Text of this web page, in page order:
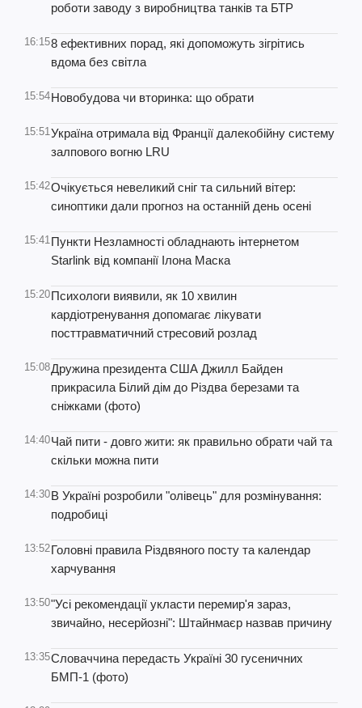
роботи заводу з виробництва танків та БТР
16:158 ефективних порад, які допоможуть зігрітись
вдома без світла
15:54Новобудова чи вторинка: що обрати
15:51Україна отримала від Франції далекобійну систему
залпового вогню LRU
15:42Очікується невеликий сніг та сильний вітер:
синоптики дали прогноз на останній день осені
15:41Пункти Незламності обладнають інтернетом
Starlink від компанії Ілона Маска
15:20Психологи виявили, як 10 хвилин
кардіотренування допомагає лікувати
посттравматичний стресовий розлад
15:08Дружина президента США Джилл Байден
прикрасила Білий дім до Різдва березами та
сніжками (фото)
14:40Чай пити - довго жити: як правильно обрати чай та
скільки можна пити
14:30В Україні розробили "олівець" для розмінування:
подробиці
13:52Головні правила Різдвяного посту та календар
харчування
13:50"Усі рекомендації укласти перемир'я зараз,
звичайно, несерйозні": Штайнмаєр назвав причину
13:35Словаччина передасть Україні 30 гусеничних
БМП-1 (фото)